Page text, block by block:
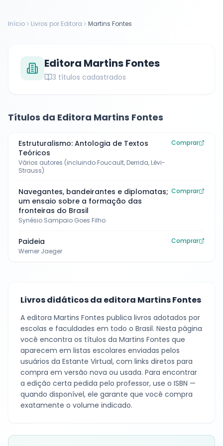
Início Livros por Editora Martins Fontes
Editora Martins Fontes
3 títulos cadastrados
Títulos da Editora Martins Fontes
Estruturalismo: Antologia de Textos
Teóricos
Vários autores (incluindo Foucault, Derrida, Lévi-
Strauss)
Comprar
Navegantes, bandeirantes e diplomatas;
um ensaio sobre a formação das
fronteiras do Brasil
Synésio Sampaio Goes Filho
Comprar
Paideia
Werner Jaeger
Comprar
Livros didáticos da editora Martins Fontes
A editora Martins Fontes publica livros adotados por
escolas e faculdades em todo o Brasil. Nesta página
você encontra os títulos da Martins Fontes que
aparecem em listas escolares enviadas pelos
usuários da Estante Virtual, com links diretos para
compra em versão nova ou usada. Para encontrar
a edição certa pedida pelo professor, use o ISBN —
quando disponível, ele garante que você compra
exatamente o volume indicado.